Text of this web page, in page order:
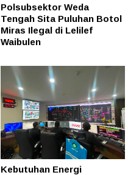
Polsubsektor Weda
Tengah Sita Puluhan Botol
Miras Ilegal di Lelilef
Waibulen
Kebutuhan Energi